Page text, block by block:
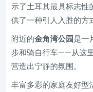
示了土耳其最具标志性
供了一种引人入胜的方
附近的金角湾公园是一
步和骑自行车——从这
营造出宁静的氛围。
丰富多彩的家庭友好型